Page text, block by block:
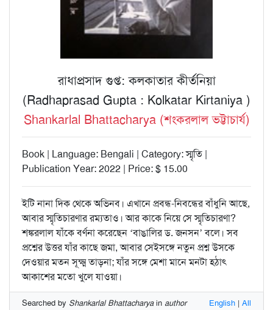
রাধাপ্রসাদ গুপ্ত: কলকাতার কীর্তনিয়া
(Radhaprasad Gupta : Kolkatar Kirtaniya )
Shankarlal Bhattacharya (শংকরলাল ভট্টাচার্য)
Book | Language: Bengali | Category: স্মৃতি |
Publication Year: 2022 | Price: $ 15.00
ইটি নানা দিক থেকে অভিনব। এখানে প্রবন্ধ-নিবন্ধের বাঁধুনি আছে,
আবার স্মৃতিচারণার রম্যতাও। আর কাকে নিয়ে সে স্মৃতিচারণা?
শঙ্করলাল যাঁকে বর্ণনা করেছেন ‘বাঙালির ড. জনসন’ বলে। সব
প্রশ্নের উত্তর যাঁর কাছে জমা, আবার সেইসঙ্গে নতুন প্রশ্ন উসকে
দেওয়ার মতন সূক্ষ্ম তাড়না; যাঁর সঙ্গে মেশা মানে মনটা হঠাৎ
আকাশের মতো খুলে যাওয়া।
Searched by Shankarlal Bhattacharyain author English | All